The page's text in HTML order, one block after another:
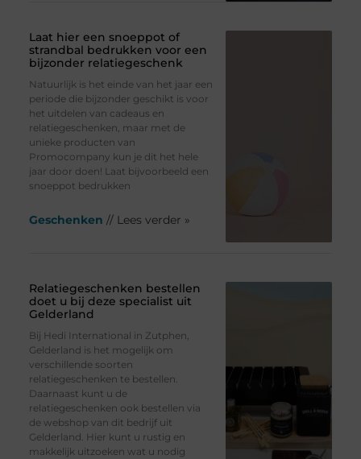
Laat hier een snoeppot of
strandbal bedrukken voor een
bijzonder relatiegeschenk
Natuurlijk is het einde van het jaar een
periode die bijzonder geschikt is voor
het uitdelen van cadeaus en
relatiegeschenken, maar met de
unieke producten van
Promocompany kun je dit het hele
jaar door doen! Laat bijvoorbeeld een
snoeppot bedrukken
Geschenken // Lees verder »
Relatiegeschenken bestellen
doet u bij deze specialist uit
Gelderland
Bij Hedi International in Zutphen,
Gelderland is het mogelijk om
verschillende soorten
relatiegeschenken te bestellen.
Daarnaast kunt u de
relatiegeschenken ook bestellen via
de webshop van dit bedrijf uit
Gelderland. Hier kunt u rustig en
makkelijk uitzoeken wat u nodig